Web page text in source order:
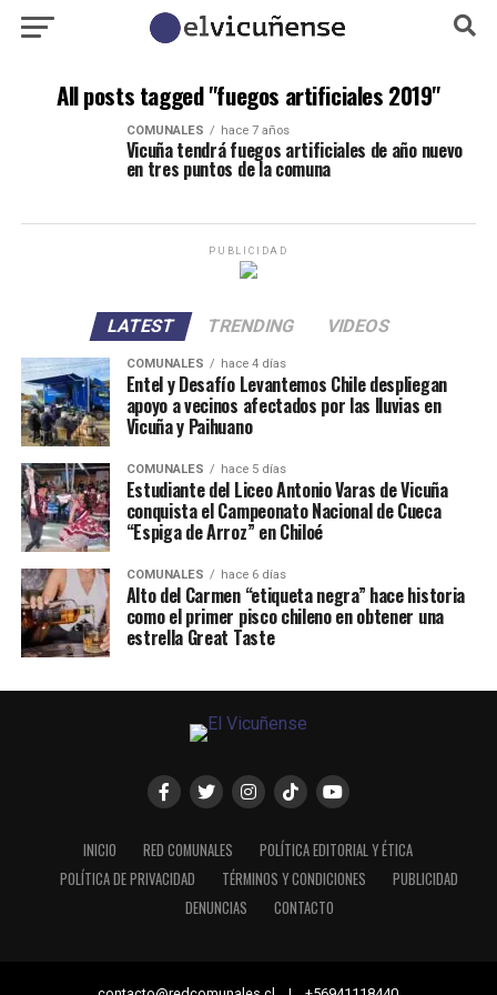
All posts tagged "fuegos artificiales 2019"
COMUNALES hace 7 años
Vicuña tendrá fuegos artificiales de año nuevo
en tres puntos de la comuna
PUBLICIDAD
LATEST TRENDING VIDEOS
COMUNALES hace 4 días
Entel y Desafío Levantemos Chile despliegan
apoyo a vecinos afectados por las lluvias en
Vicuña y Paihuano
COMUNALES hace 5 días
Estudiante del Liceo Antonio Varas de Vicuña
conquista el Campeonato Nacional de Cueca
“Espiga de Arroz” en Chiloé
COMUNALES hace 6 días
Alto del Carmen “etiqueta negra” hace historia
como el primer pisco chileno en obtener una
estrella Great Taste
INICIO RED COMUNALES
POLÍTICA EDITORIAL Y ÉTICA
POLÍTICA DE PRIVACIDAD
TÉRMINOS Y CONDICIONES
PUBLICIDAD
DENUNCIAS
CONTACTO